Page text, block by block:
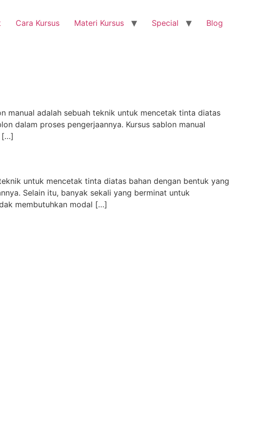
Cara Kursus Materi Kursus Special Blog
manual adalah sebuah teknik untuk mencetak tinta diatas
dalam proses pengerjaannya. Kursus sablon manual
[…]
untuk mencetak tinta diatas bahan dengan bentuk yang
Selain itu, banyak sekali yang berminat untuk
membutuhkan modal […]